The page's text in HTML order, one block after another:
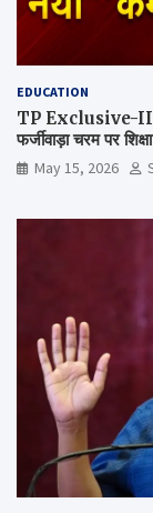
EDUCATION
TP Exclusive-IIT
फर्जीवाड़ा चरम पर
May 15, 2026